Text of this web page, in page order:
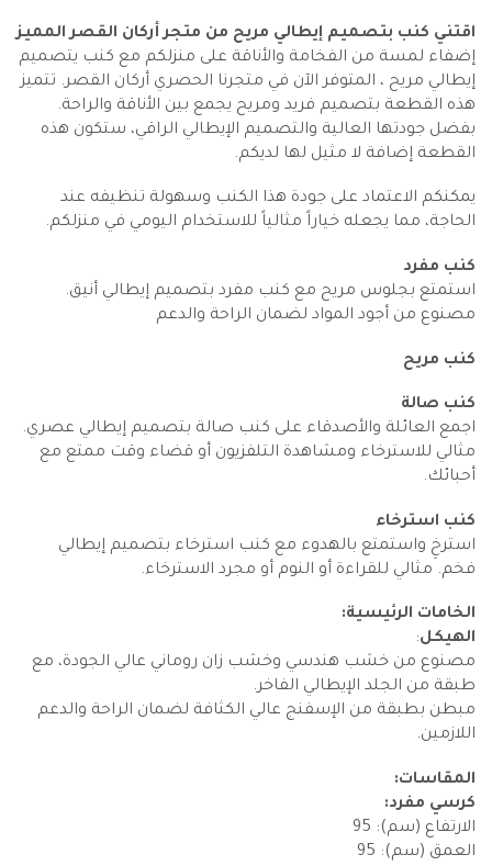
اقتني كنب بتصميم إيطالي مريح من متجر أركان القصر المميز
إضفاء لمسة من الفخامة والأناقة على منزلكم مع كنب يتصميم
إيطالي مريح ، المتوفر الآن في متجرنا الحصري أركان القصر. تتميز
هذه القطعة بتصميم فريد ومريح يجمع بين الأناقة والراحة.
بفضل جودتها العالية والتصميم الإيطالي الراقي، ستكون هذه
القطعة إضافة لا مثيل لها لديكم.
يمكنكم الاعتماد على جودة هذا الكنب وسهولة تنظيفه عند
الحاجة، مما يجعله خياراً مثالياً للاستخدام اليومي في منزلكم.
كنب مفرد
استمتع بجلوس مريح مع كنب مفرد بتصميم إيطالي أنيق.
مصنوع من أجود المواد لضمان الراحة والدعم
كنب مريح
كنب صالة
اجمع العائلة والأصدقاء على كنب صالة بتصميم إيطالي عصري.
مثالي للاسترخاء ومشاهدة التلفزيون أو قضاء وقت ممتع مع
أحبائك.
كنب استرخاء
استرخِ واستمتع بالهدوء مع كنب استرخاء بتصميم إيطالي
فخم. مثالي للقراءة أو النوم أو مجرد الاسترخاء.
الخامات الرئيسية:
الهيكل:
مصنوع من خشب هندسي وخشب زان روماني عالي الجودة، مع
طبقة من الجلد الإيطالي الفاخر.
مبطن بطبقة من الإسفنج عالي الكثافة لضمان الراحة والدعم
اللازمين.
المقاسات:
كرسي مفرد:
الارتفاع (سم): 95
العمق (سم): 95